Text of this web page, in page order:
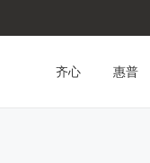
齐心 惠普